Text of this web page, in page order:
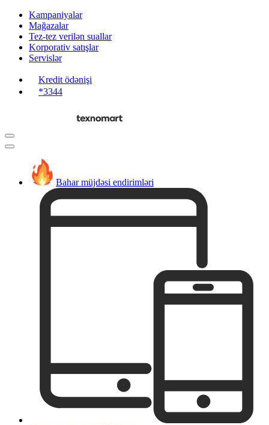
Kampaniyalar
Mağazalar
Tez-tez verilən suallar
Korporativ satışlar
Servislər
Kredit ödənişi
*3344
Bahar müjdəsi endirimləri